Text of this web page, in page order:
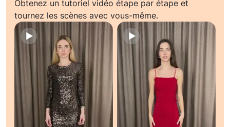
Obtenez un tutoriel vidéo étape par étape et
tournez les scènes avec vous-même.